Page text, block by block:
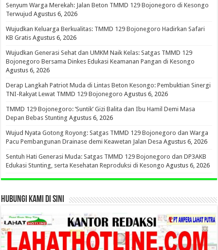
Senyum Warga Merekah: Jalan Beton TMMD 129 Bojonegoro di Kesongo
Terwujud Agustus 6, 2026
Wujudkan Keluarga Berkualitas: TMMD 129 Bojonegoro Hadirkan Safari
KB Gratis Agustus 6, 2026
Wujudkan Generasi Sehat dan UMKM Naik Kelas: Satgas TMMD 129
Bojonegoro Bersama Dinkes Edukasi Keamanan Pangan di Kesongo
Agustus 6, 2026
Derap Langkah Patriot Muda di Lintas Beton Kesongo: Pembuktian Sinergi
TNI-Rakyat Lewat TMMD 129 Bojonegoro Agustus 6, 2026
TMMD 129 Bojonegoro: ‘Suntik’ Gizi Balita dan Ibu Hamil Demi Masa
Depan Bebas Stunting Agustus 6, 2026
Wujud Nyata Gotong Royong: Satgas TMMD 129 Bojonegoro dan Warga
Pacu Pembangunan Drainase demi Keawetan Jalan Desa Agustus 6, 2026
Sentuh Hati Generasi Muda: Satgas TMMD 129 Bojonegoro dan DP3AKB
Edukasi Stunting, serta Kesehatan Reproduksi di Kesongo Agustus 6, 2026
HUBUNGI KAMI DI SINI